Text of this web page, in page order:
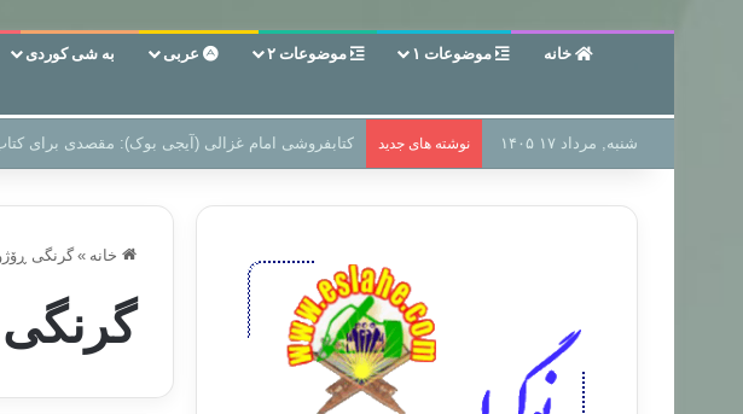
خانه موضوعات ۱ موضوعات ۲ عربی به شی کوردی
شنبه, مرداد ۱۷ ۱۴۰۵ نوشته های جدید سر دفتر فساد در زمین‌، دوری وکناره‌گیری از راه
خانه » گرنگی